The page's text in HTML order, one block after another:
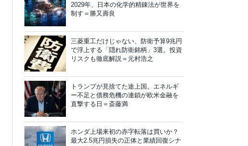
2029年、日本の化学的精錬法が世界を
制す＝勝又壽良
三菱重工だけじゃない、防衛予算9兆円
で浮上する「隠れ防衛銘柄」3選。投資
リスクも徹底解説＝元村浩之
トランプが見捨てた途上国。エネルギ
ー不足と債務危機の連鎖が欧米金融を
直撃する日＝斎藤満
ホンダ上場来初の赤字転落は買いか？
最大2.5兆円損失の正体と業績回復シナ